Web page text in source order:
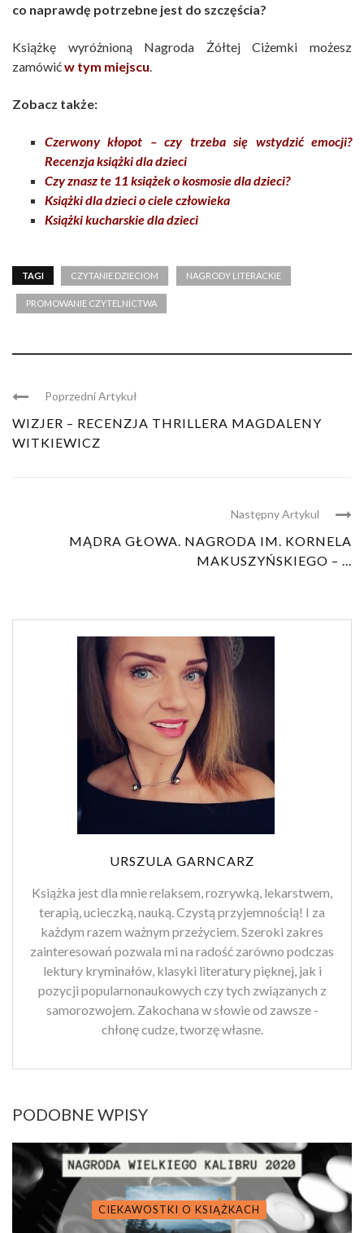
co naprawdę potrzebne jest do szczęścia?
Książkę wyróżnioną Nagroda Żółtej Ciżemki możesz
zamówićw tym miejscu.
Zobacz także:
Czerwony kłopot – czy trzeba się wstydzić emocji?
Recenzja książki dla dzieci
Czy znasz te 11 książek o kosmosie dla dzieci?
Książki dla dzieci o ciele człowieka
Książki kucharskie dla dzieci
TAGI CZYTANIE DZIECIOM NAGRODY LITERACKIE
PROMOWANIE CZYTELNICTWA
Poprzedni Artykuł
WIZJER – RECENZJA THRILLERA MAGDALENY
WITKIEWICZ
Następny Artykul
MĄDRA GŁOWA. NAGRODA IM. KORNELA
MAKUSZYŃSKIEGO – ...
URSZULA GARNCARZ
Książka jest dla mnie relaksem, rozrywką, lekarstwem,
terapią, ucieczką, nauką. Czystą przyjemnością! I za
każdym razem ważnym przeżyciem. Szeroki zakres
zainteresowań pozwala mi na radość zarówno podczas
lektury kryminałów, klasyki literatury pięknej, jak i
pozycji popularnonaukowych czy tych związanych z
samorozwojem. Zakochana w słowie od zawsze -
chłonę cudze, tworzę własne.
PODOBNE WPISY
CIEKAWOSTKI O KSIĄŻKACH